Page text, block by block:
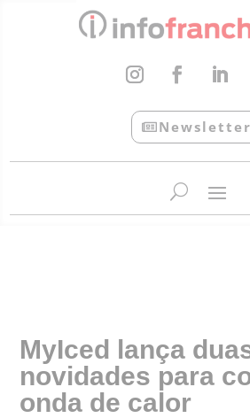
Newsletter
MyIced lança
novidades para
onda de calor